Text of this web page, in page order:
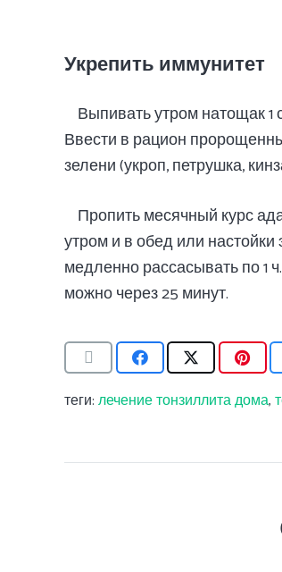
Укрепить иммунитет
Выпивать утром натощак 1
Ввести в рацион
зелени (укроп, петрушка,
Пропить месячный курс
утром и в обед или
медленно рассасывать по 1
можно через 25 минут.
теги:лечение тонзиллита дома,